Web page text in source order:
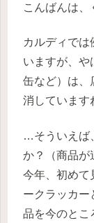
こんばんは、
カルディでは
いますが、や
缶など）は、
消しています
…そういえば
か？（商品が
今年、初めて
ークラッカー
品を今のとこ